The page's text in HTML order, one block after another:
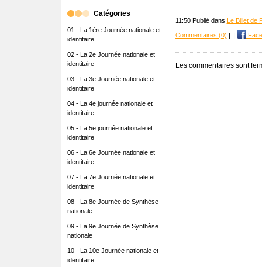
Catégories
01 - La 1ère Journée nationale et
identitaire
02 - La 2e Journée nationale et
identitaire
03 - La 3e Journée nationale et
identitaire
04 - La 4e journée nationale et
identitaire
05 - La 5e journée nationale et
identitaire
06 - La 6e Journée nationale et
identitaire
07 - La 7e Journée nationale et
identitaire
08 - La 8e Journée de Synthèse
nationale
09 - La 9e Journée de Synthèse
nationale
10 - La 10e Journée nationale et
identitaire
11:50 Publié dans Le Billet de
Commentaires (0) | |
Les commentaires sont